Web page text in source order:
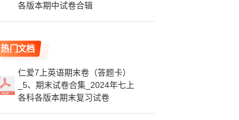
各版本期中试卷合辑
热门文档
仁爱7上英语期末卷（答题卡）
_5、期末试卷合集_2024年七上
各科各版本期末复习试卷